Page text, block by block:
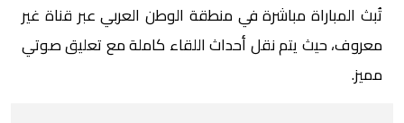
تُبث المباراة مباشرة في منطقة الوطن العربي عبر قناة غير
معروف، حيث يتم نقل أحداث اللقاء كاملة مع تعليق صوتي
مميز.